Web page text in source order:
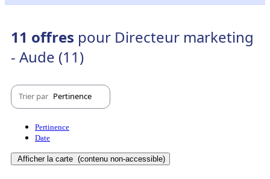
11 offres pour Directeur marketing
- Aude (11)
Trier par Pertinence
Pertinence
Date
Afficher la carte (contenu non-accessible)